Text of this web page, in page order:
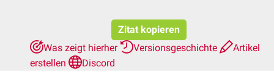
Zitat kopieren
Was zeigt hierher
Versionsgeschichte
Artikel
erstellen
Discord